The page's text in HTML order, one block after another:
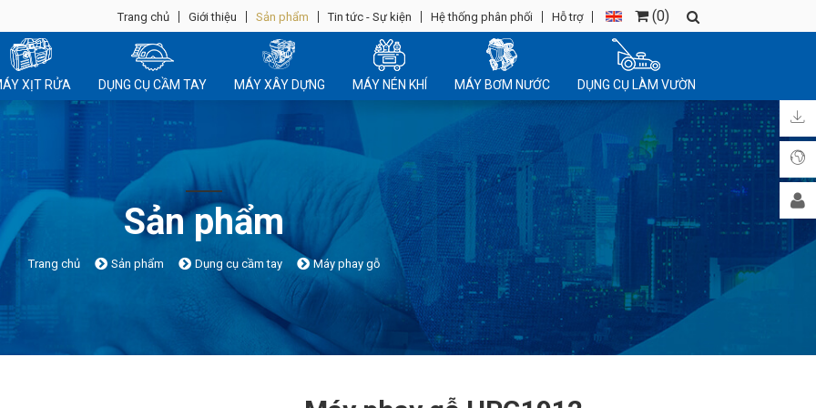
Trang chủ Giới thiệu Sản phẩm Tin tức - Sự kiện Hệ thống phân phối Hỗ trợ (0)
XỊT RỬA DỤNG CỤ CẦM TAY MÁY XÂY DỰNG MÁY NÉN KHÍ MÁY BƠM NƯỚC DỤNG CỤ LÀM VƯỜN
Sản phẩm
Trang chủ Sản phẩm Dụng cụ cầm tay Máy phay gỗ